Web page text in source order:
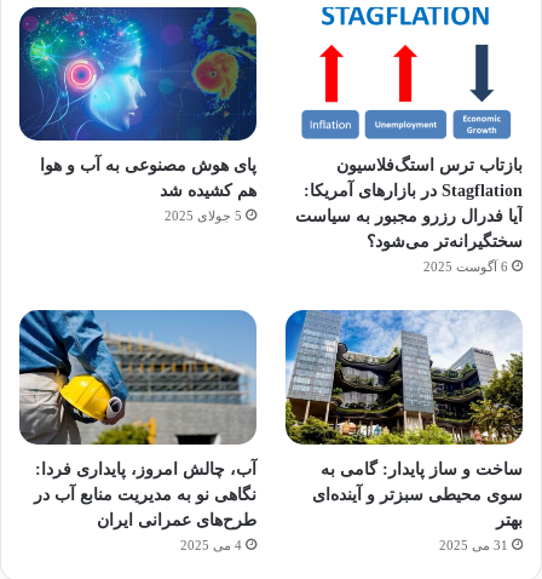
بازتاب ترس استگ‌فلاسیون
Stagflation در بازارهای آمریکا:
آیا فدرال رزرو مجبور به سیاست
سختگیرانه‌تر می‌شود؟
6 آگوست 2025
پای هوش مصنوعی به آب و هوا
هم کشیده شد
5 جولای 2025
ساخت و ساز پایدار: گامی به
سوی محیطی سبزتر و آینده‌ای
بهتر
31 می 2025
آب، چالش امروز، پایداری فردا:
نگاهی نو به مدیریت منابع آب در
طرح‌های عمرانی ایران
4 می 2025
آماده
برای
کشف
توسط
ژاکت
در
ی سفر
مجازی
…
توسط
ورزش
با
ساعت
هوشمند
عکاسی
با طعم
توسط
ژاکت
در
هدفون
های
2023
توسط
ژاکت